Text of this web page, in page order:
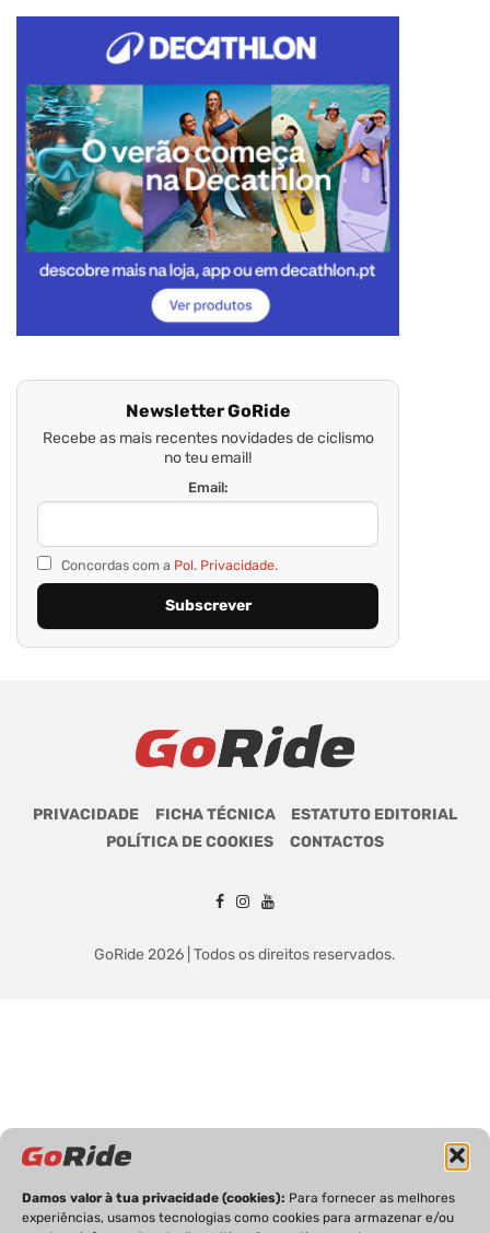
Damos valor à tua privacidade (cookies): Para fornecer as melhores
experiências, usamos tecnologias como cookies para armazenar e/ou
Newsletter GoRide
Recebe as mais recentes novidades de ciclismo
no teu email!
Email:
Concordas com a Pol. Privacidade.
PRIVACIDADE FICHA TÉCNICA
ESTATUTO EDITORIAL
POLÍTICA DE COOKIES
CONTACTOS
GoRide 2026 | Todos os direitos reservados.